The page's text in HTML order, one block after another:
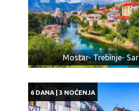
Mostar- Trebinje-
6 DANA | 3 NOĆENJA